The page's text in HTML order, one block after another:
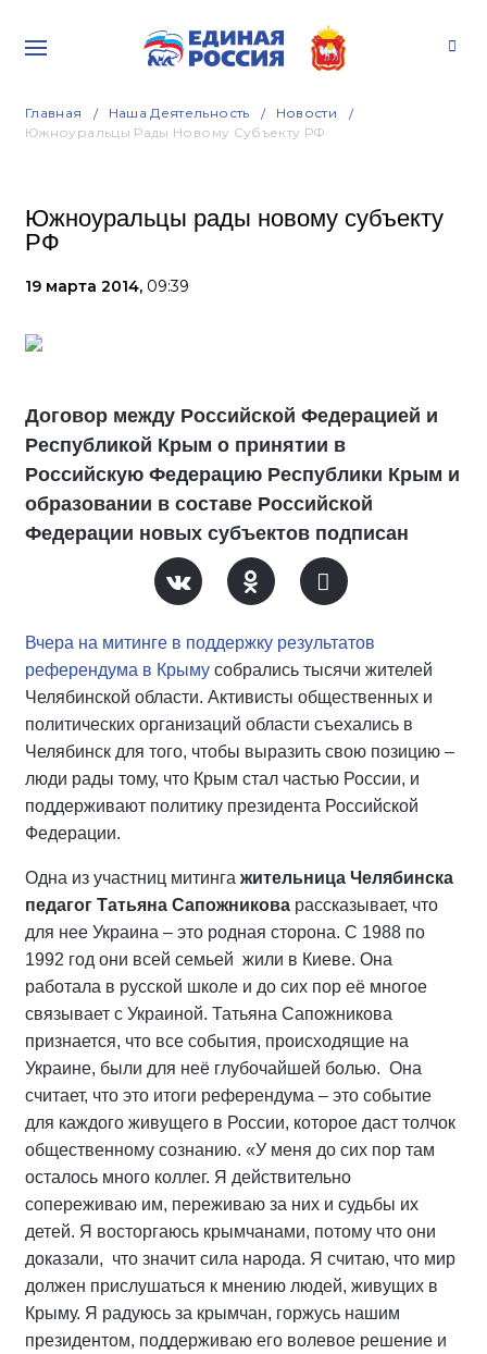
Главная Наша Деятельность
Новости
Южноуральцы Рады Новому Субъекту РФ
Южноуральцы рады новому субъекту
РФ
19 марта 2014, 09:39
Договор между Российской Федерацией и
Республикой Крым о принятии в
Российскую Федерацию Республики Крым и
образовании в составе Российской
Федерации новых субъектов подписан
Вчера на митинге в поддержку результатов
референдума в Крыму собрались тысячи жителей
Челябинской области. Активисты общественных и
политических организаций области съехались в
Челябинск для того, чтобы выразить свою позицию –
люди рады тому, что Крым стал частью России, и
поддерживают политику президента Российской
Федерации.
Одна из участниц митинга жительница Челябинска
педагог Татьяна Сапожникова рассказывает, что
для нее Украина – это родная сторона. С 1988 по
1992 год они всей семьей жили в Киеве. Она
работала в русской школе и до сих пор её многое
связывает с Украиной. Татьяна Сапожникова
признается, что все события, происходящие на
Украине, были для неё глубочайшей болью. Она
считает, что это итоги референдума – это событие
для каждого живущего в России, которое даст толчок
общественному сознанию. «У меня до сих пор там
осталось много коллег. Я действительно
сопереживаю им, переживаю за них и судьбы их
детей. Я восторгаюсь крымчанами, потому что они
доказали, что значит сила народа. Я считаю, что мир
должен прислушаться к мнению людей, живущих в
Крыму. Я радуюсь за крымчан, горжусь нашим
президентом, поддерживаю его волевое решение и